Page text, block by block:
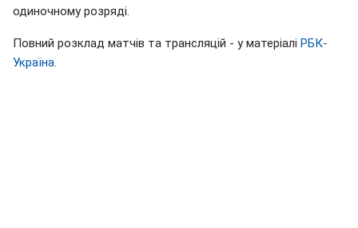
одиночному розряді.
Повний розклад матчів та трансляцій - у матеріалі РБК-
Україна